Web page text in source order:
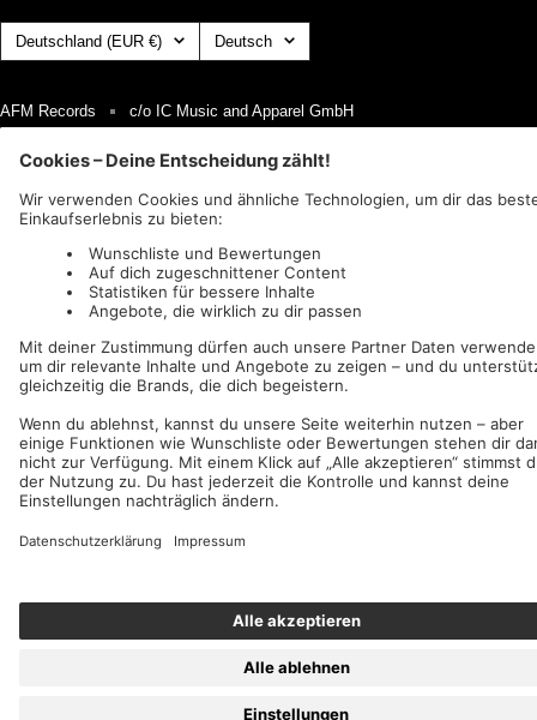
Land/Region Deutschland (EUR €) Sprache
Deutsch
AFM Records c/o IC Music and Apparel GmbH